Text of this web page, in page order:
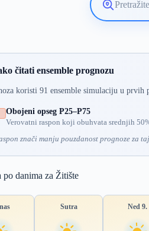
Pretražite
lokaciju
čitati ensemble prognozu
koristi 91 ensemble simulaciju u prvih
Obojeni opseg P25–P75
Verovatni raspon koji obuhvata srednjih
znači manju pouzdanost prognoze za taj
po danima za Žitište
Sutra Ned 9.